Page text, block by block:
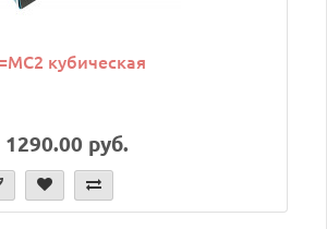
кубическая
1290.00 руб.